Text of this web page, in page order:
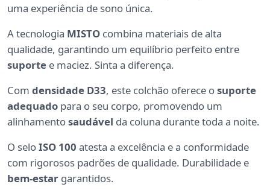
uma experiência de sono única.
A tecnologia MISTO combina materiais de alta
qualidade, garantindo um equilíbrio perfeito entre
suporte e maciez. Sinta a diferença.
Com densidade D33, este colchão oferece osuporte
adequado para o seu corpo, promovendo um
alinhamentosaudável da coluna durante toda a noite.
O seloISO 100 atesta a excelência e a conformidade
com rigorosos padrões de qualidade. Durabilidade e
bem-estar garantidos.